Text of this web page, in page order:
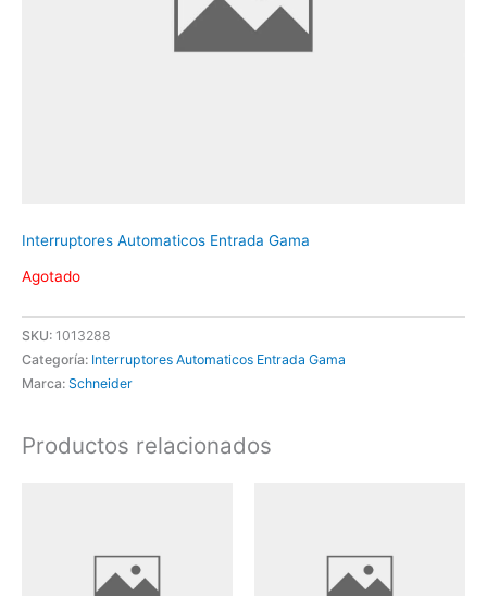
Interruptores Automaticos Entrada Gama
Agotado
SKU: 1013288
Categoría: Interruptores Automaticos Entrada Gama
Marca: Schneider
Productos relacionados